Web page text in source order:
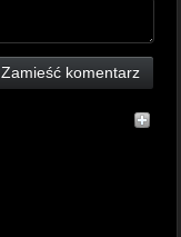
Zamieść komentarz